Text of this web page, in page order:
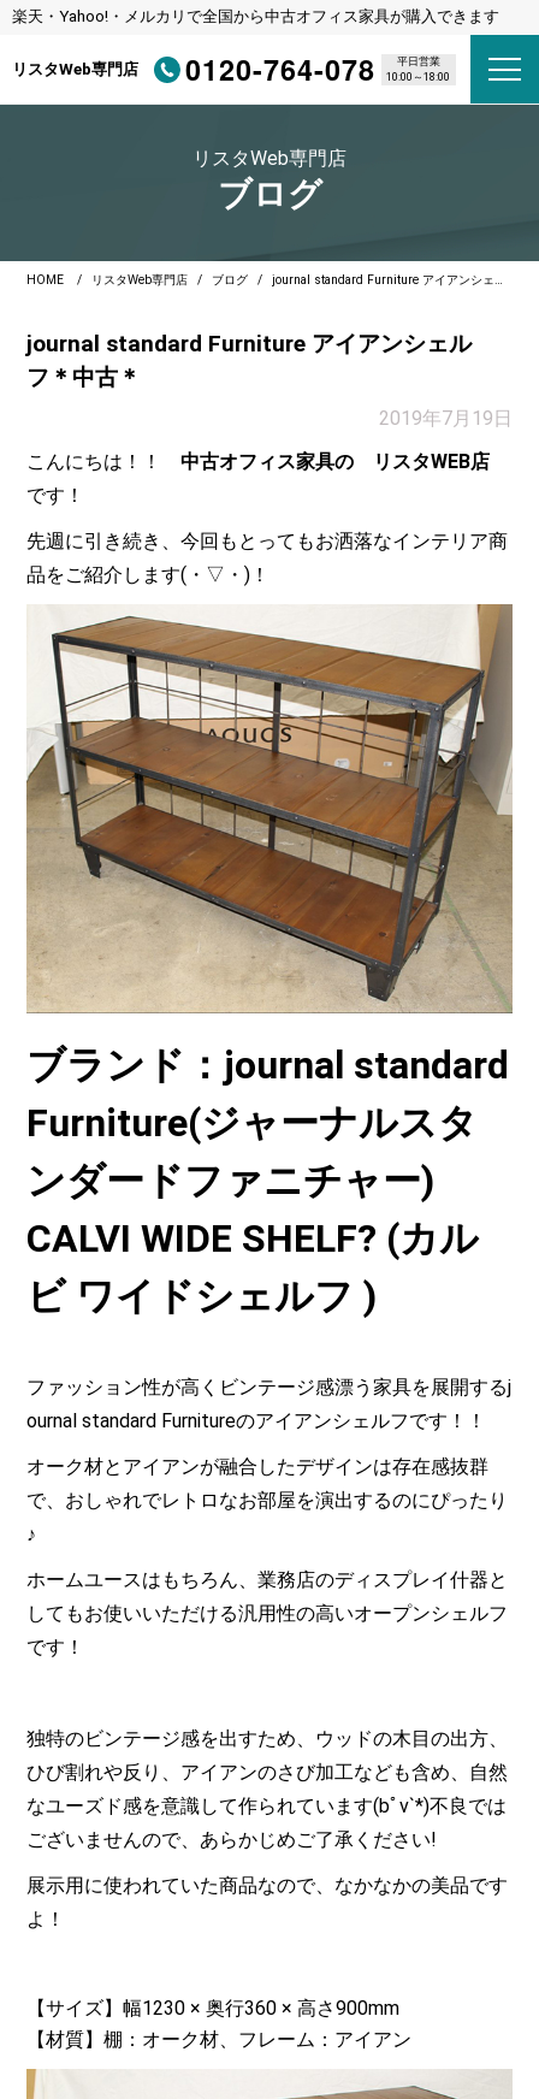
楽天・Yahoo!・メルカリで全国から中古オフィス家具が購入できます
リスタWeb専門店 0120-764-078
平日営業
10:00～18:00
リスタWeb専門店
ブログ
HOME リスタWeb専門店 ブログ journal standard Furniture アイアンシェルフ＊中古＊
journal standard Furniture アイアンシェル
フ＊中古＊
2019年7月19日
こんにちは！！中古オフィス家具の リスタWEB店
です！
先週に引き続き、今回もとってもお洒落なインテリア商
品をご紹介します(・▽・)！
ブランド：journal standard
Furniture(ジャーナルスタ
ンダードファニチャー)
CALVI WIDE SHELF? (カル
ビ ワイドシェルフ )
ファッション性が高くビンテージ感漂う家具を展開するj
ournal standard Furnitureのアイアンシェルフです！！
オーク材とアイアンが融合したデザインは存在感抜群
で、おしゃれでレトロなお部屋を演出するのにぴったり
♪
ホームユースはもちろん、業務店のディスプレイ什器と
してもお使いいただける汎用性の高いオープンシェルフ
です！
独特のビンテージ感を出すため、ウッドの木目の出方、
ひび割れや反り、アイアンのさび加工なども含め、自然
なユーズド感を意識して作られています(bﾟv`*)不良では
ございませんので、あらかじめご了承ください!
展示用に使われていた商品なので、なかなかの美品です
よ！
【サイズ】幅1230 × 奥行360 × 高さ900mm
【材質】棚：オーク材、フレーム：アイアン